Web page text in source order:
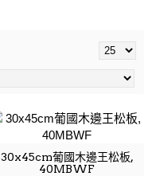
30x45cm葡國木邊王松板,
40MBWF